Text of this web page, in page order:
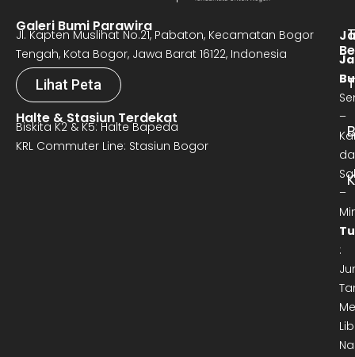
Galeri Bumi Parawira
Jl. Kapten Muslihat No.21, Pabaton, Kecamatan Bogor
Tengah, Kota Bogor, Jawa Barat 16122, Indonesia
Lihat Peta
Halte & Stasiun Terdekat
Biskita K2 & K5: Halte Bapeda
KRL Commuter Line: Stasiun Bogor
–
–
: